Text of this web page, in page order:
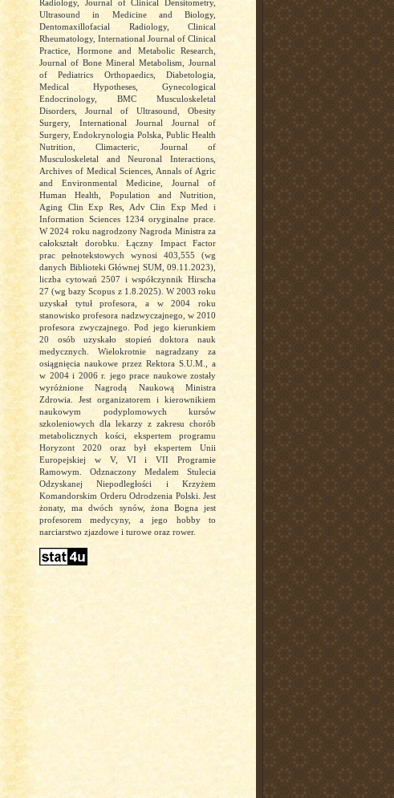
Radiology, Journal of Clinical Densitometry,
Ultrasound in Medicine and Biology,
Dentomaxillofacial Radiology, Clinical
Rheumatology, International Journal of Clinical
Practice, Hormone and Metabolic Research,
Journal of Bone Mineral Metabolism, Journal
of Pediatrics Orthopaedics, Diabetologia,
Medical Hypotheses, Gynecological
Endocrinology, BMC Musculoskeletal
Disorders, Journal of Ultrasound, Obesity
Surgery, International Journal Journal of
Surgery, Endokrynologia Polska, Public Health
Nutrition, Climacteric, Journal of
Musculoskeletal and Neuronal Interactions,
Archives of Medical Sciences, Annals of Agric
and Environmental Medicine, Journal of
Human Health, Population and Nutrition,
Aging Clin Exp Res, Adv Clin Exp Med i
Information Sciences 1234 oryginalne prace.
W 2024 roku nagrodzony Nagroda Ministra za
całokształt dorobku. Łączny Impact Factor
prac pełnotekstowych wynosi 403,555 (wg
danych Biblioteki Głównej SUM, 09.11.2023),
liczba cytowań 2507 i współczynnik Hirscha
27 (wg bazy Scopus z 1.8.2025). W 2003 roku
uzyskał tytuł profesora, a w 2004 roku
stanowisko profesora nadzwyczajnego, w 2010
profesora zwyczajnego. Pod jego kierunkiem
20 osób uzyskało stopień doktora nauk
medycznych. Wielokrotnie nagradzany za
osiągnięcia naukowe przez Rektora S.U.M., a
w 2004 i 2006 r. jego prace naukowe zostały
wyróżnione Nagrodą Naukową Ministra
Zdrowia. Jest organizatorem i kierownikiem
naukowym podyplomowych kursów
szkoleniowych dla lekarzy z zakresu chorób
metabolicznych kości, ekspertem programu
Horyzont 2020 oraz był ekspertem Unii
Europejskiej w V, VI i VII Programie
Ramowym. Odznaczony Medalem Stulecia
Odzyskanej Niepodległości i Krzyżem
Komandorskim Orderu Odrodzenia Polski. Jest
żonaty, ma dwóch synów, żona Bogna jest
profesorem medycyny, a jego hobby to
narciarstwo zjazdowe i turowe oraz rower.